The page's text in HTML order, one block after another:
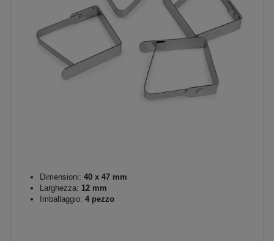
Dimensioni: 40 x 47 mm
Larghezza: 12 mm
Imballaggio: 4 pezzo